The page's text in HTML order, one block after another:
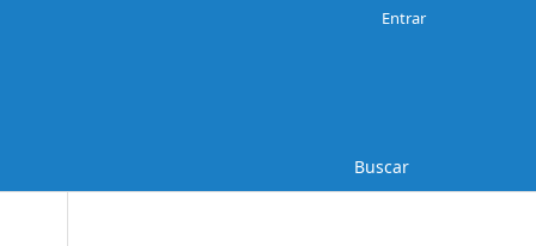
Buscar
Entrar